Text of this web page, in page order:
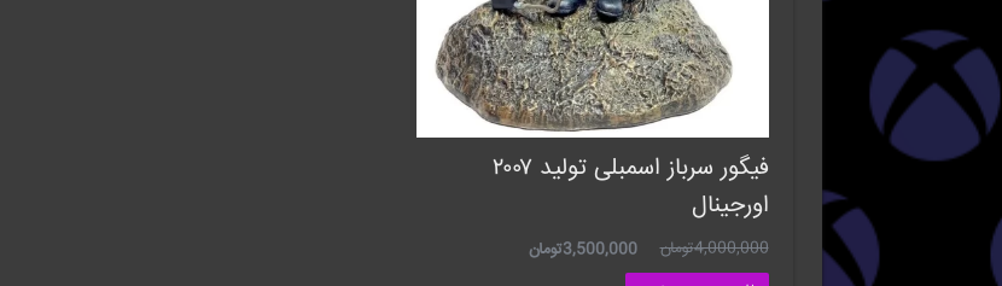
فیگور سرباز اسمبلی تولید ۲۰۰۷
اورجینال
4,000,000تومان 3,500,000تومان